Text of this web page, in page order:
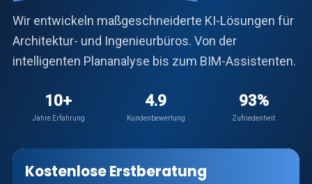
Wir entwickeln maßgeschneiderte KI-Lösungen für
Architektur- und Ingenieurbüros. Von der
intelligenten Plananalyse bis zum BIM-Assistenten.
10+
Jahre Erfahrung
4.9
Kundenbewertung
93%
Zufriedenheit
Kostenlose Erstberatung